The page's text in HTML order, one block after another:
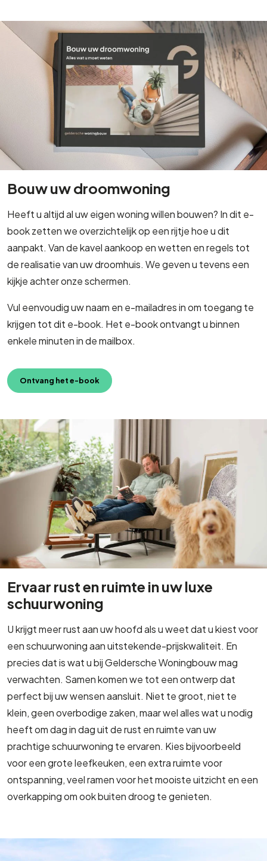
Bouw uw droomwoning
Heeft u altijd al uw eigen woning willen bouwen? In dit e-
book zetten we overzichtelijk op een rijtje hoe u dit
aanpakt. Van de kavel aankoop en wetten en regels tot
de realisatie van uw droomhuis. We geven u tevens een
kijkje achter onze schermen.
Vul eenvoudig uw naam en e-mailadres in om toegang te
krijgen tot dit e-book. Het e-book ontvangt u binnen
enkele minuten in de mailbox.
Ontvang het e-book
Ervaar rust en ruimte in uw luxe
schuurwoning
U krijgt meer rust aan uw hoofd als u weet dat u kiest voor
een schuurwoning aan uitstekende-prijskwaliteit. En
precies dat is wat u bij Geldersche Woningbouw mag
verwachten. Samen komen we tot een ontwerp dat
perfect bij uw wensen aansluit. Niet te groot, niet te
klein, geen overbodige zaken, maar wel alles wat u nodig
heeft om dag in dag uit de rust en ruimte van uw
prachtige schuurwoning te ervaren. Kies bijvoorbeeld
voor een grote leefkeuken, een extra ruimte voor
ontspanning, veel ramen voor het mooiste uitzicht en een
overkapping om ook buiten droog te genieten.